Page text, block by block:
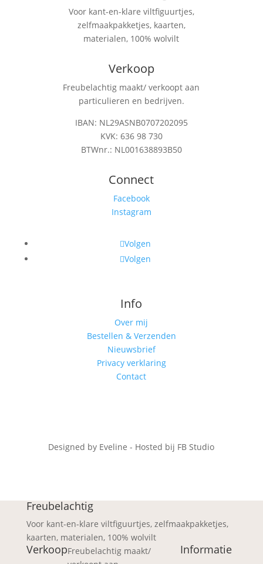
Voor kant-en-klare viltfiguurtjes,
zelfmaakpakketjes, kaarten,
materialen, 100% wolvilt
Verkoop
Freubelachtig maakt/ verkoopt aan
particulieren en bedrijven.
IBAN: NL29ASNB0707202095
KVK: 636 98 730
BTWnr.: NL001638893B50
Connect
Facebook
Instagram
Volgen
Volgen
Info
Over mij
Bestellen & Verzenden
Nieuwsbrief
Privacy verklaring
Contact
Designed by Eveline - Hosted bij FB Studio
Freubelachtig
Voor kant-en-klare viltfiguurtjes, zelfmaakpakketjes,
kaarten, materialen, 100% wolvilt
VerkoopFreubelachtig maakt/
Informatie